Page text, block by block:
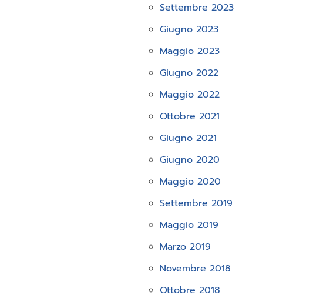
Settembre 2023
Giugno 2023
Maggio 2023
Giugno 2022
Maggio 2022
Ottobre 2021
Giugno 2021
Giugno 2020
Maggio 2020
Settembre 2019
Maggio 2019
Marzo 2019
Novembre 2018
Ottobre 2018